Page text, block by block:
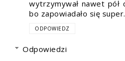
wytrzymywał nawet pół
bo zapowiadało się super.
ODPOWIEDZ
Odpowiedzi